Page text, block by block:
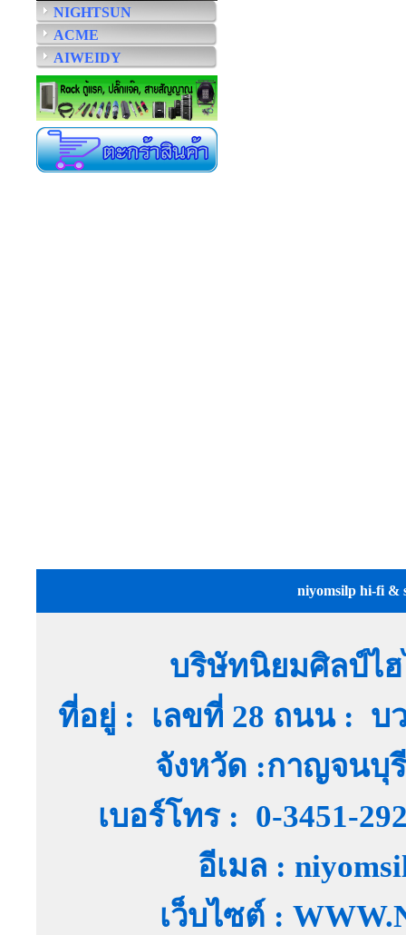
NIGHTSUN
ACME
AIWEIDY
niyomsilp hi-fi &
บริษัทนิยมศิลป์ไ
ที่อยู่ : เลขที่ 28 ถนน : บ
จังหวัด :กาญจน
เบอร์โทร : 0-3451-
อีเมล :
เว็บไซต์ :